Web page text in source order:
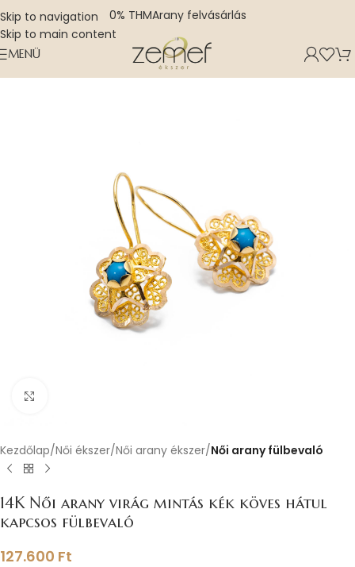
Skip to navigation
Skip to main content
0% THMArany felvásárlás
MENÜ
Kezdőlap Női ékszer Női arany ékszer Női arany fülbevaló
14K Női arany virág mintás kék köves hátul
kapcsos fülbevaló
127.600 Ft